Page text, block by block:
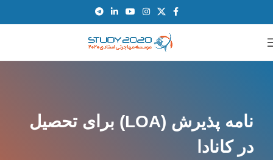
نامه پذیرش (LOA) برای تحصیل
در کانادا